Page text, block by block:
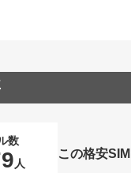
数
人
この格安